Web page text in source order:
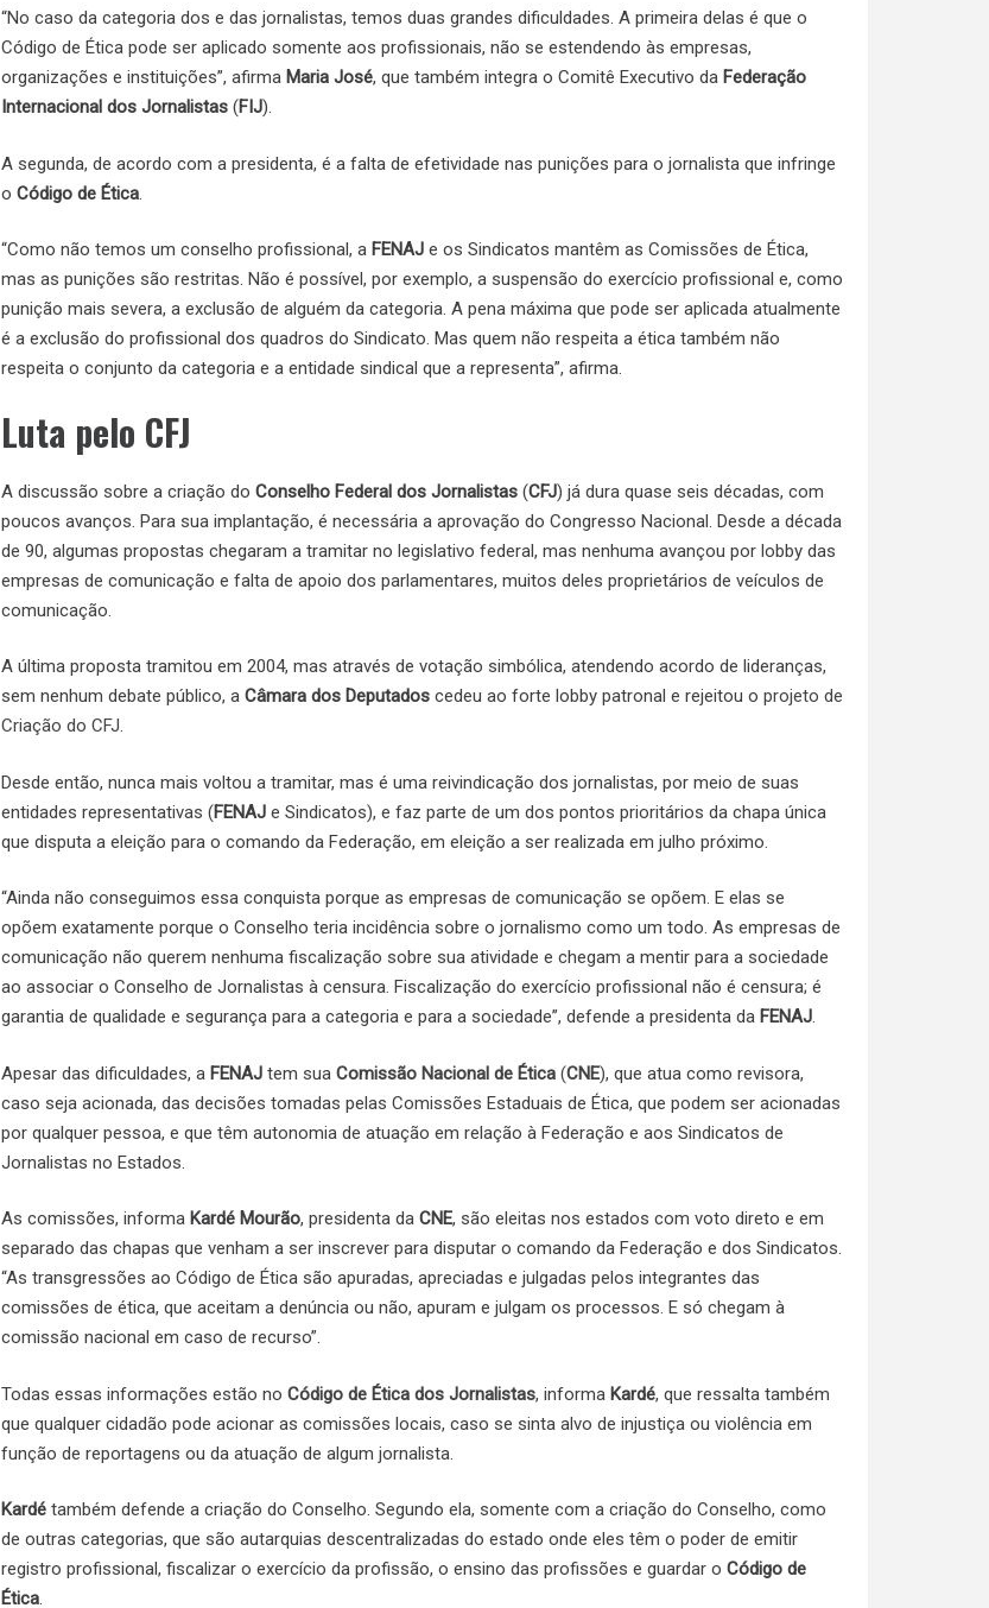
“No caso da categoria dos e das jornalistas, temos duas grandes dificuldades. A primeira delas é que o
Código de Ética pode ser aplicado somente aos profissionais, não se estendendo às empresas,
organizações e instituições”, afirma Maria José, que também integra o Comitê Executivo da Federação
Internacional dos Jornalistas (FIJ).
A segunda, de acordo com a presidenta, é a falta de efetividade nas punições para o jornalista que infringe
oCódigo de Ética.
“Como não temos um conselho profissional, a FENAJ e os Sindicatos mantêm as Comissões de Ética,
mas as punições são restritas. Não é possível, por exemplo, a suspensão do exercício profissional e, como
punição mais severa, a exclusão de alguém da categoria. A pena máxima que pode ser aplicada atualmente
é a exclusão do profissional dos quadros do Sindicato. Mas quem não respeita a ética também não
respeita o conjunto da categoria e a entidade sindical que a representa”, afirma.
Luta pelo CFJ
A discussão sobre a criação doConselho Federal dos Jornalistas (CFJ) já dura quase seis décadas, com
poucos avanços. Para sua implantação, é necessária a aprovação do Congresso Nacional. Desde a década
de 90, algumas propostas chegaram a tramitar no legislativo federal, mas nenhuma avançou por lobby das
empresas de comunicação e falta de apoio dos parlamentares, muitos deles proprietários de veículos de
comunicação.
A última proposta tramitou em 2004, mas através de votação simbólica, atendendo acordo de lideranças,
sem nenhum debate público, aCâmara dos Deputados cedeu ao forte lobby patronal e rejeitou oprojeto de
Criação do CFJ.
Desde então, nunca mais voltou a tramitar, mas é uma reivindicação dos jornalistas, por meio de suas
entidades representativas (FENAJ e Sindicatos), e faz parte de um dos pontos prioritários da chapa única
que disputa a eleição para o comando da Federação, em eleição a ser realizada em julho próximo.
“Ainda não conseguimos essa conquista porque as empresas de comunicação se opõem. E elas se
opõem exatamente porque o Conselho teria incidência sobre o jornalismo como um todo. As empresas de
comunicação não querem nenhuma fiscalização sobre sua atividade e chegam a mentir para a sociedade
ao associar o Conselho de Jornalistas à censura. Fiscalização do exercício profissional não é censura; é
garantia de qualidade e segurança para a categoria e para a sociedade”, defende a presidenta da FENAJ.
Apesar das dificuldades, a FENAJ tem suaComissão Nacional de Ética (CNE), que atua como revisora,
caso seja acionada, das decisões tomadas pelas Comissões Estaduais de Ética, que podem ser acionadas
por qualquer pessoa, e que têm autonomia de atuação em relação à Federação e aos Sindicatos de
Jornalistas no Estados.
As comissões, informa Kardé Mourão, presidenta daCNE, são eleitas nos estados com voto direto e em
separado das chapas que venham a ser inscrever para disputar o comando da Federação e dos Sindicatos.
“As transgressões ao Código de Ética são apuradas, apreciadas e julgadas pelos integrantes das
comissões de ética, que aceitam a denúncia ou não, apuram e julgam os processos. E só chegam à
comissão nacional em caso de recurso”.
Todas essas informações estão noCódigo de Ética dos Jornalistas, informa Kardé, que ressalta também
que qualquer cidadão pode acionar as comissões locais, caso se sinta alvo de injustiça ou violência em
função de reportagens ou da atuação de algum jornalista.
Kardé também defende a criação do Conselho. Segundo ela, somente com a criação do Conselho, como
de outras categorias, que são autarquias descentralizadas do estado onde eles têm o poder de emitir
registro profissional, fiscalizar o exercício da profissão, o ensino das profissões e guardar oCódigo de
Ética.